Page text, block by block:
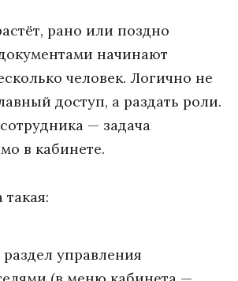
рано или поздно
начинают
человек. Логично не
доступ, а раздать роли.
— задача
в кабинете.
управления